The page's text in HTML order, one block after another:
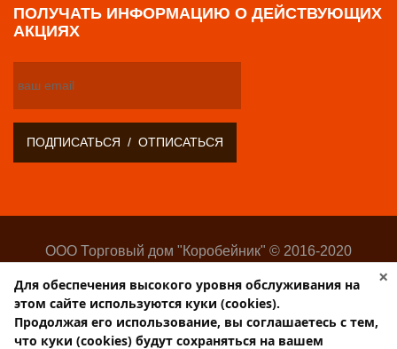
ПОЛУЧАТЬ ИНФОРМАЦИЮ О ДЕЙСТВУЮЩИХ
АКЦИЯХ
ООО Торговый дом "Коробейник" © 2016-2020
изделий
Разработка:Web-студия Websilon
Поддержка сайта —ООО «Центр-Интернет»
×
Для обеспечения высокого уровня обслуживания на
этом сайте используются куки (cookies).
Продолжая его использование, вы соглашаетесь с тем,
что куки (cookies) будут сохраняться на вашем